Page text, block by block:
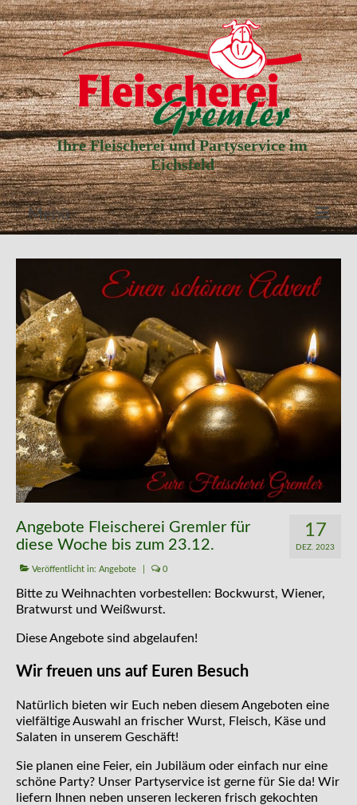
Ihre Fleischerei und Partyservice im
Eichsfeld
Menü
Aktuelle Angebote
Unser Partyservice
Unser Laden
Unsere Geschichte
Kontakt
17
DEZ. 2023
Angebote Fleischerei Gremler für
diese Woche bis zum 23.12.
Veröffentlicht in: Angebote 0
Bitte zu Weihnachten vorbestellen: Bockwurst, Wiener,
Bratwurst und Weißwurst.
Diese Angebote sind abgelaufen!
Wir freuen uns auf Euren Besuch
Natürlich bieten wir Euch neben diesem Angeboten eine
vielfältige Auswahl an frischer Wurst, Fleisch, Käse und
Salaten in unserem Geschäft!
Sie planen eine Feier, ein Jubiläum oder einfach nur eine
schöne Party? Unser Partyservice ist gerne für Sie da! Wir
liefern Ihnen neben unseren leckeren frisch gekochten